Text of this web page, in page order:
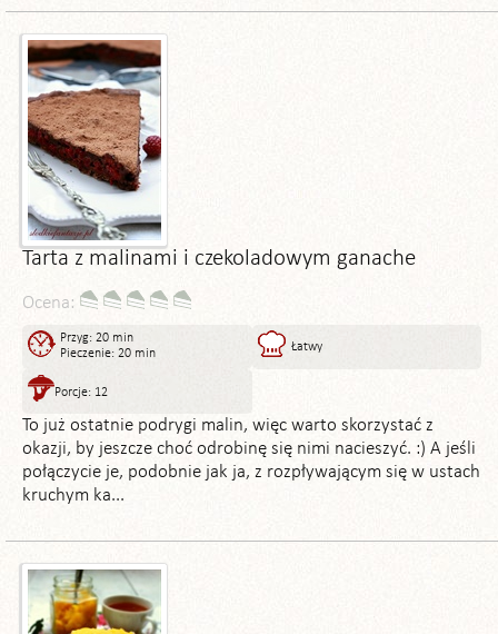
Tarta z malinami i czekoladowym ganache
Ocena:
Przyg: 20 min
Pieczenie: 20 min
Łatwy
Porcje: 12
To już ostatnie podrygi malin, więc warto skorzystać z
okazji, by jeszcze choć odrobinę się nimi nacieszyć. :) A jeśli
połączycie je, podobnie jak ja, z rozpływającym się w ustach
kruchym ka...